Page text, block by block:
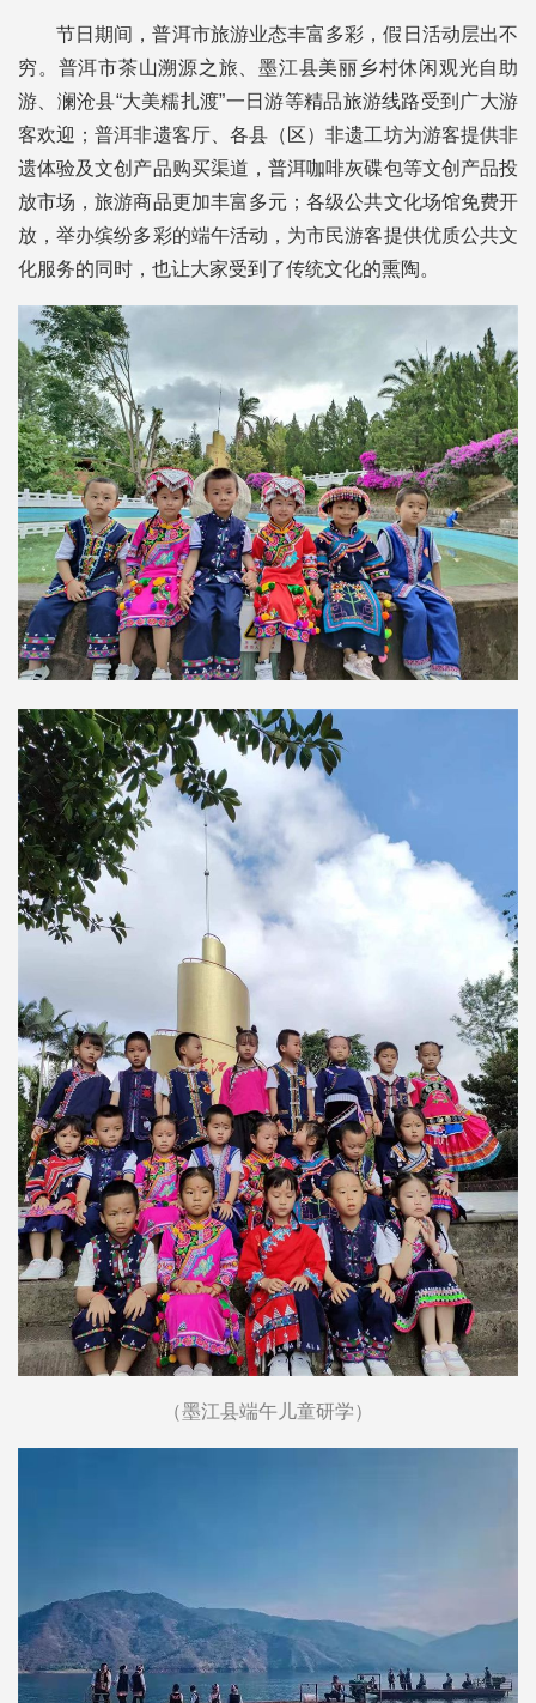
节日期间，普洱市旅游业态丰富多彩，假日活动层出不
穷。普洱市茶山溯源之旅、墨江县美丽乡村休闲观光自助
游、澜沧县“大美糯扎渡”一日游等精品旅游线路受到广大游
客欢迎；普洱非遗客厅、各县（区）非遗工坊为游客提供非
遗体验及文创产品购买渠道，普洱咖啡灰碟包等文创产品投
放市场，旅游商品更加丰富多元；各级公共文化场馆免费开
放，举办缤纷多彩的端午活动，为市民游客提供优质公共文
化服务的同时，也让大家受到了传统文化的熏陶。
（墨江县端午儿童研学）